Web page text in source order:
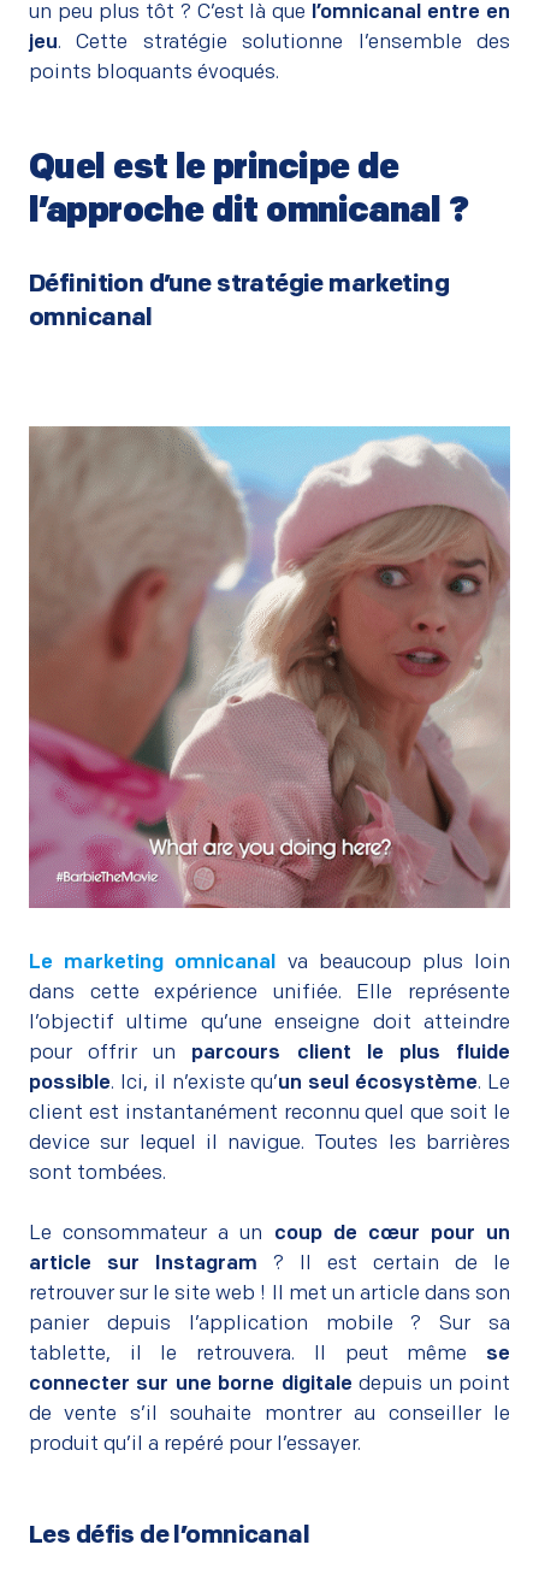
un peu plus tôt ? C’est là que l’omnicanal entre en
jeu. Cette stratégie solutionne l’ensemble des
points bloquants évoqués.
Quel est le principe de
l’approche dit omnicanal ?
Définition d’une stratégie marketing
omnicanal
Le marketing omnicanal
va beaucoup plus loin
dans cette expérience unifiée. Elle représente
l’objectif ultime qu’une enseigne doit atteindre
pour offrir un parcours client le plus fluide
possible. Ici, il n’existe qu’un seul écosystème. Le
client est instantanément reconnu quel que soit le
device sur lequel il navigue. Toutes les barrières
sont tombées.
Le consommateur a un coup de cœur pour un
article sur Instagram ? Il est certain de le
retrouver sur le site web ! Il met un article dans son
panier depuis l’application mobile ? Sur sa
tablette, il le retrouvera. Il peut même se
connecter sur une borne digitale depuis un point
de vente s’il souhaite montrer au conseiller le
produit qu’il a repéré pour l’essayer.
Les défis de l’omnicanal